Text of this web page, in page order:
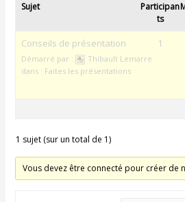
Sujet
Participan
ts
Conseils de présentation
Démarré par :
Thibault Lemarre
dans : Faites les présentations
1
1 sujet (sur un total de 1)
Vous devez être connecté pour créer de